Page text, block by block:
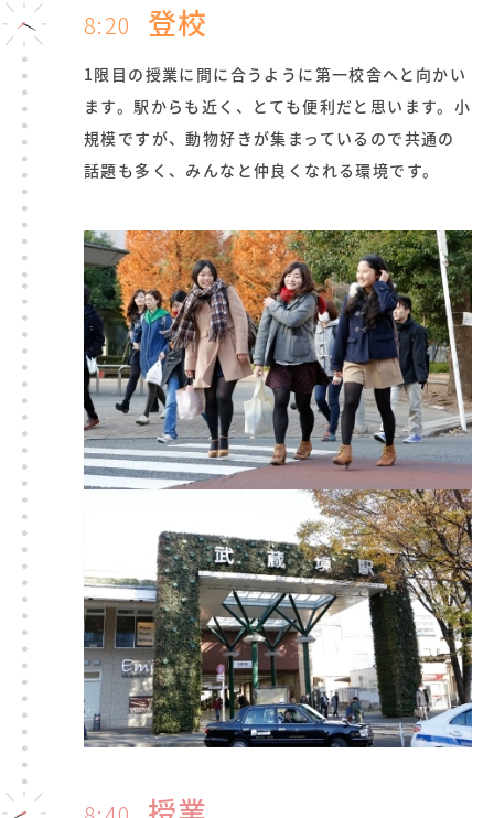
8:20 登校
1限目の授業に間に合うように第一校舎へと向かい
ます。駅からも近く、とても便利だと思います。小
規模ですが、動物好きが集まっているので共通の
話題も多く、みんなと仲良くなれる環境です。